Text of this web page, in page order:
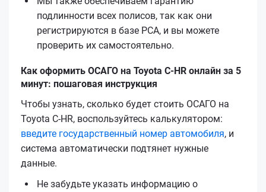
подлинности всех полисов, так как они
регистрируются в базе РСА, и вы можете
проверить их самостоятельно.
Как оформить ОСАГО на Toyota C-HR онлайн за 5
минут: пошаговая инструкция
Чтобы узнать, сколько будет стоить ОСАГО на
Toyota C-HR, воспользуйтесь калькулятором:
введите государственный номер автомобиля, и
система автоматически подтянет нужные
данные.
Не забудьте указать информацию о